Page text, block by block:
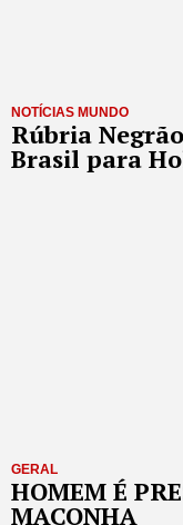
NOTÍCIAS MUNDO
Rúbria
Brasil para
GERAL
HOMEM É
MACONHA